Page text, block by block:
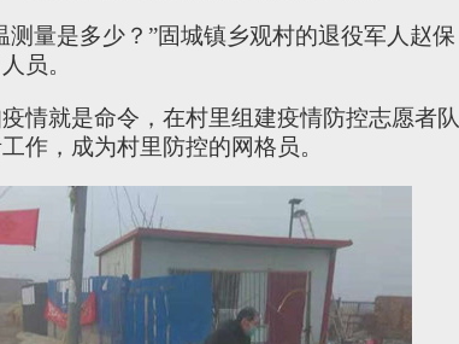
测量是多少？”固城镇乡观村的退役军人赵保
员。
情就是命令，在村里组建疫情防控志愿者队
作，成为村里防控的网格员。